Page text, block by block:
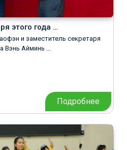
этого года …
и заместитель секретаря
Вэнь Айминь …
Подробнее